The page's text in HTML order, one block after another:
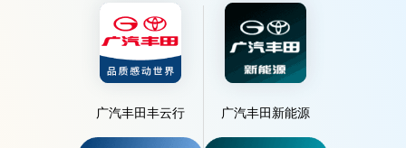
广汽丰田丰云行 广汽丰田新能源